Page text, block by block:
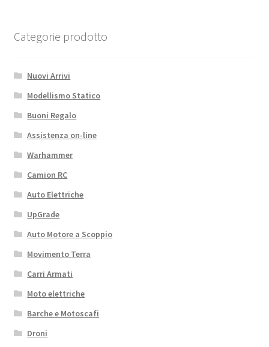
Categorie prodotto
Nuovi Arrivi
Modellismo Statico
Buoni Regalo
Assistenza on-line
Warhammer
Camion RC
Auto Elettriche
UpGrade
Auto Motore a Scoppio
Movimento Terra
Carri Armati
Moto elettriche
Barche e Motoscafi
Droni